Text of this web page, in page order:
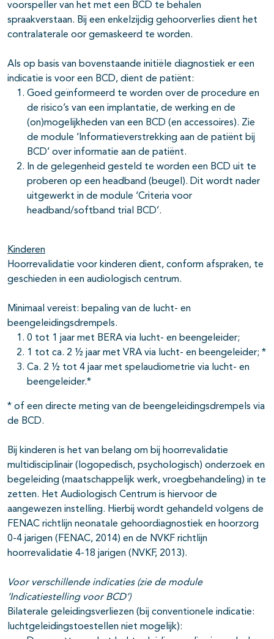
voorspeller van het met een BCD te behalen
spraakverstaan. Bij een enkelzijdig gehoorverlies dient het
contralaterale oor gemaskeerd te worden.
Als op basis van bovenstaande initiële diagnostiek er een
indicatie is voor een BCD, dient de patiënt:
Goed geïnformeerd te worden over de procedure en
de risico’s van een implantatie, de werking en de
(on)mogelijkheden van een BCD (en accessoires). Zie
de module ‘Informatieverstrekking aan de patiënt bij
BCD’ over informatie aan de patiënt.
In de gelegenheid gesteld te worden een BCD uit te
proberen op een headband (beugel). Dit wordt nader
uitgewerkt in de module ‘Criteria voor
headband/softband trial BCD’.
Kinderen
Hoorrevalidatie voor kinderen dient, conform afspraken, te
geschieden in een audiologisch centrum.
Minimaal vereist: bepaling van de lucht- en
beengeleidingsdrempels.
0 tot 1 jaar met BERA via lucht- en beengeleider;
1 tot ca. 2 ½ jaar met VRA via lucht- en beengeleider; *
Ca. 2 ½ tot 4 jaar met spelaudiometrie via lucht- en
beengeleider.*
* of een directe meting van de beengeleidingsdrempels via
de BCD.
Bij kinderen is het van belang om bij hoorrevalidatie
multidisciplinair (logopedisch, psychologisch) onderzoek en
begeleiding (maatschappelijk werk, vroegbehandeling) in te
zetten. Het Audiologisch Centrum is hiervoor de
aangewezen instelling. Hierbij wordt gehandeld volgens de
FENAC richtlijn neonatale gehoordiagnostiek en hoorzorg
0-4 jarigen (FENAC, 2014) en de NVKF richtlijn
hoorrevalidatie 4-18 jarigen (NVKF, 2013).
Voor verschillende indicaties (zie de module
‘Indicatiestelling voor BCD’)
Bilaterale geleidingsverliezen (bij conventionele indicatie:
luchtgeleidingstoestellen niet mogelijk):